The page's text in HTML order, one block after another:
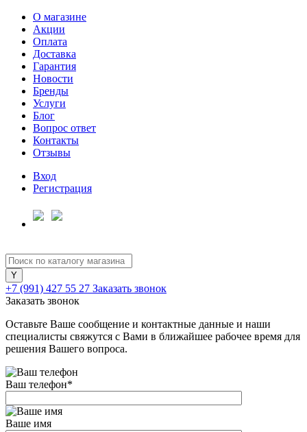
О магазине
Акции
Оплата
Доставка
Гарантия
Новости
Бренды
Услуги
Блог
Вопрос ответ
Контакты
Отзывы
Вход
Регистрация
+7 (991) 427 55 27 Заказать звонок
Заказать звонок
Оставьте Ваше сообщение и контактные данные и наши
специалисты свяжутся с Вами в ближайшее рабочее время для
решения Вашего вопроса.
Ваш телефон*
Ваше имя
Для клиентов всех банков
Разбейте
оплатуна части
без переплат
График платежей
Сегодня
25%
Добавляйте товары
в корзину
Оплачивайте сегодня только
25% картой любого банка